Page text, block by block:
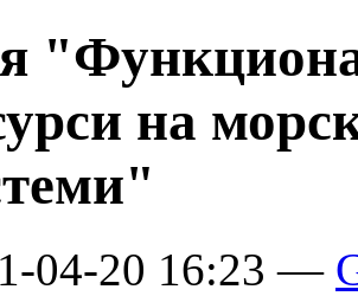
на
04-20 16:23 —